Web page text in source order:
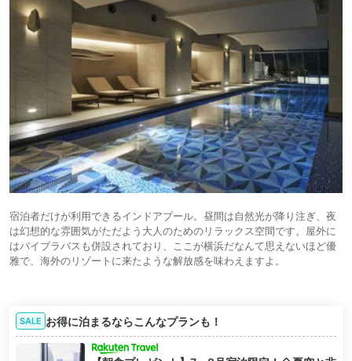
宿泊者だけが利用できるインドアプール。昼間は自然光が降り注ぎ、夜
は幻想的な雰囲気がただよう大人のためのリラックス空間です。屋外に
はバイブラバスも併設されており、ここが横浜だなんて思えないほど優
雅で、海外のリゾートに来たような解放感を味わえますよ。
SALE お得に泊まるならこんなプランも！